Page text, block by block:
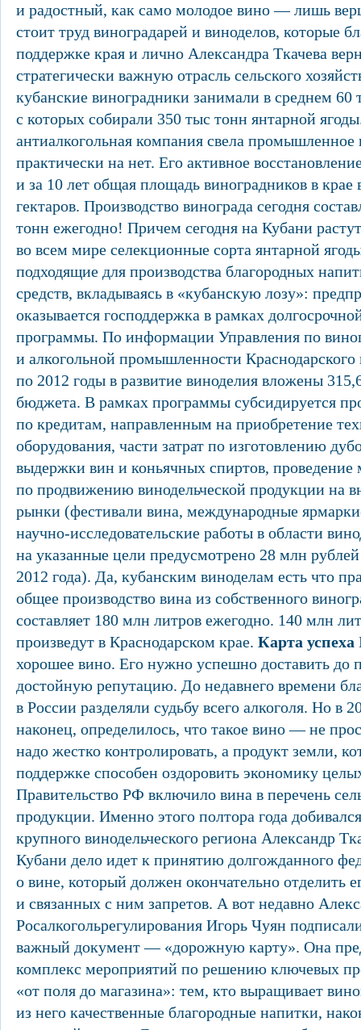
и радостный, как само молодое вино — лишь
стоит труд виноградарей и виноделов, которые
поддержке края и лично Александра Ткачева
стратегически важную отрасль сельского
кубанские виноградники занимали в среднем 60
с которых собирали 350 тыс тонн янтарной
антиалкогольная компания свела промышленное
практически на нет. Его активное
и за 10 лет общая площадь виноградников в крае
гектаров. Производство винограда сегодня
тонн ежегодно! Причем сегодня на Кубани
во всем мире селекционные сорта янтарной
подходящие для производства благородных
средств, вкладываясь в «кубанскую лозу»:
оказывается господдержка в рамках
программы. По информации Управления по
и алкогольной промышленности Краснодарского
по 2012 годы в развитие виноделия вложены
бюджета. В рамках программы субсидируется
по кредитам, направленным на приобретение
оборудования, части затрат по изготовлению
выдержки вин и коньячных спиртов, проведение
по продвижению винодельческой продукции на
рынки (фестивали вина, международные
научно-исследовательские работы в области
на указанные цели предусмотрено 28 млн
2012 года). Да, кубанским виноделам есть что
общее производство вина из собственного
составляет 180 млн литров ежегодно. 140 млн
произведут в Краснодарском крае. Карта успеха
хорошее вино. Его нужно успешно доставить до
достойную репутацию. До недавнего времени
в России разделяли судьбу всего алкоголя. Но в
наконец, определилось, что такое вино — не
надо жестко контролировать, а продукт земли,
поддержке способен оздоровить экономику
Правительство РФ включило вина в перечень
продукции. Именно этого полтора года
крупного винодельческого региона Александр
Кубани дело идет к принятию долгожданного
о вине, который должен окончательно отделить
и связанных с ним запретов. А вот недавно
Росалкогольрегулирования Игорь Чуян
важный документ — «дорожную карту». Она
комплекс мероприятий по решению ключевых
«от поля до магазина»: тем, кто выращивает
из него качественные благородные напитки,